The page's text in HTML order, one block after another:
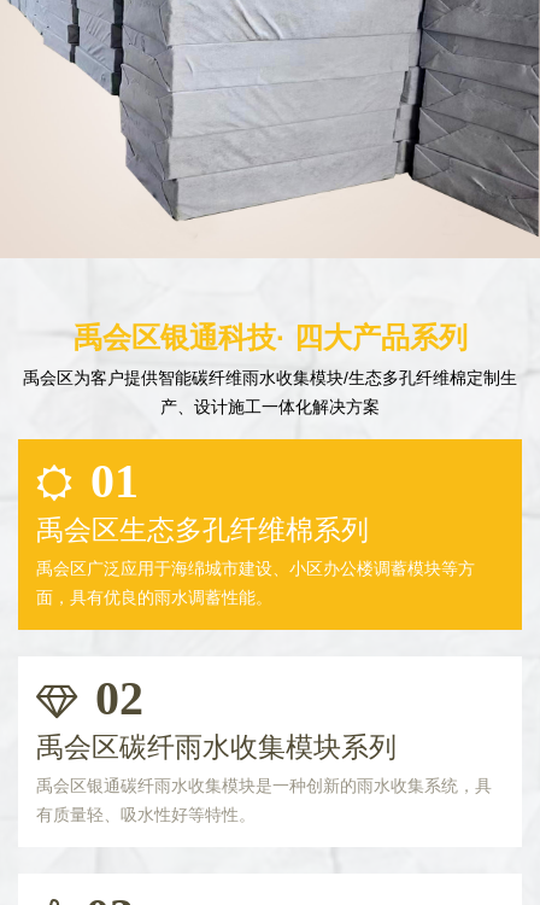
禹会区银通科技· 四大产品系列
禹会区为客户提供智能碳纤维雨水收集模块/生态多孔纤维棉定制生
产、设计施工一体化解决方案
01
禹会区生态多孔纤维棉系列
禹会区广泛应用于海绵城市建设、小区办公楼调蓄模块等方
面，具有优良的雨水调蓄性能。
02
禹会区碳纤雨水收集模块系列
禹会区银通碳纤雨水收集模块是一种创新的雨水收集系统，具
有质量轻、吸水性好等特性。